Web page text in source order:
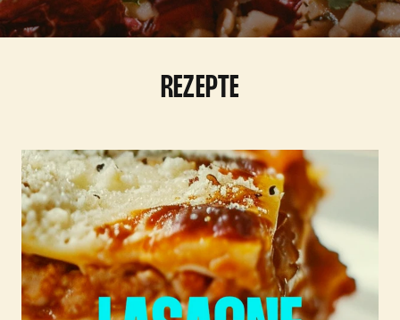
REZEPTE